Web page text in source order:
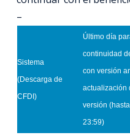
–
Sistema
(Descarga de
CFDI)
Último día
continuidad
con versión
actualización
versión
23:59)